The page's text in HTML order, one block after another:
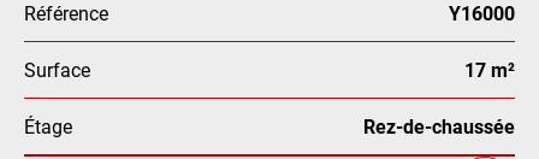
Référence Y16000
Surface 17 m²
Étage Rez-de-chaussée